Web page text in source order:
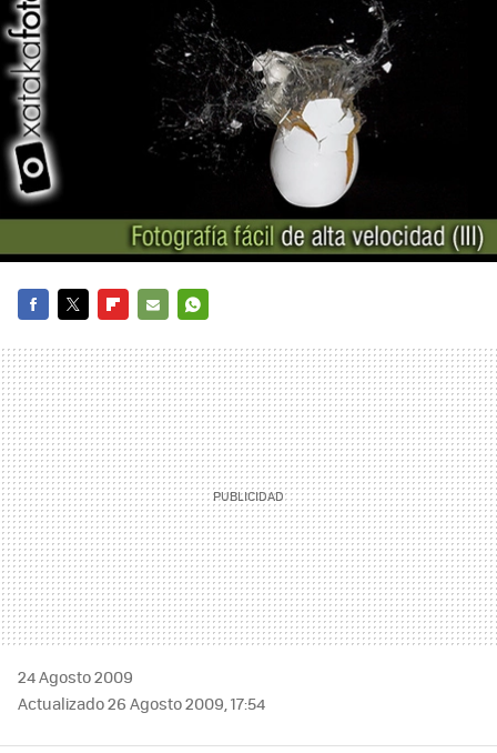
MAIL
24 Agosto 2009
Actualizado 26 Agosto 2009, 17:54